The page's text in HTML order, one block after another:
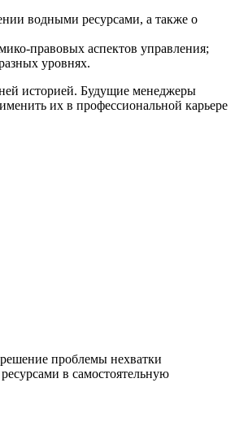
водными ресурсами, а также о
правовых аспектов управления;
уровнях.
историей. Будущие менеджеры
их в профессиональной карьере
проблемы нехватки
в самостоятельную